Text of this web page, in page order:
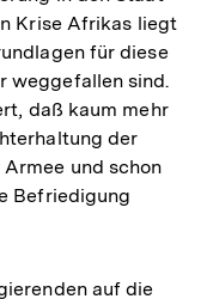
Krise Afrikas liegt
für diese
weggefallen sind.
daß kaum mehr
der
und schon
Befriedigung
auf die